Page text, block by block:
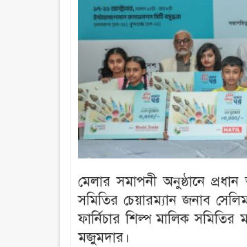
মেলার সমাপনী অনুষ্ঠানে
সমিতির চেয়ারম্যান জনাব
ফার্নিচার শিল্প মালিক
মজুমদার।